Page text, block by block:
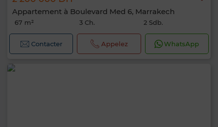
Appartement à Boulevard Med 6, Marrakech
67 m² 3 Ch. 2 Sdb.
Contacter Appelez WhatsApp